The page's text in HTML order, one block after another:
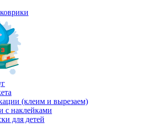
(клеим и вырезаем)
с наклейками
для детей